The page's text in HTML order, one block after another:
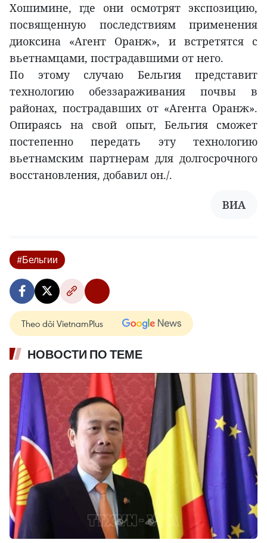
Хошимине, где они осмотрят экспозицию,
посвященную последствиям применения
диоксина «Агент Оранж», и встретятся с
вьетнамцами, пострадавшими от него.
По этому случаю Бельгия представит
технологию обеззараживания почвы в
районах, пострадавших от «Агента Оранж».
Опираясь на свой опыт, Бельгия сможет
постепенно передать эту технологию
вьетнамским партнерам для долгосрочного
восстановления, добавил он./.
ВИА
#Бельгии
Theo dõi VietnamPlus
НОВОСТИ ПО ТЕМЕ